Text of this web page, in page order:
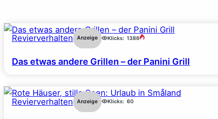
Revierverhalten Anzeige Klicks: 1386
Das etwas andere Grillen – der Panini Grill
Revierverhalten Anzeige Klicks: 60